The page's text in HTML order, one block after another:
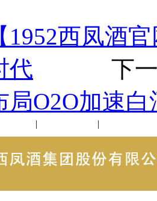
1952西凤酒
代 下一
局O2O加速
| |